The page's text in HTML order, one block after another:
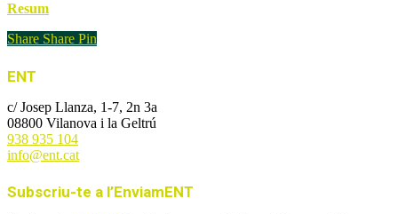
Resum
Share Share Pin
ENT
c/ Josep Llanza, 1-7, 2n 3a
08800 Vilanova i la Geltrú
938 935 104
info@ent.cat
Subscriu-te a l’EnviamENT